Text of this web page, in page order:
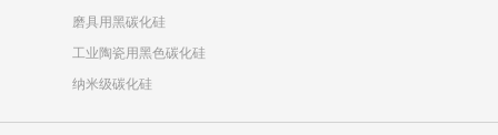
磨具用黑碳化硅
工业陶瓷用黑色碳化硅
纳米级碳化硅